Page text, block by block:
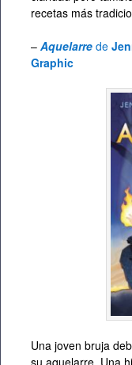
recetas más
– Aquelarre de
Graphic
Una joven bruja